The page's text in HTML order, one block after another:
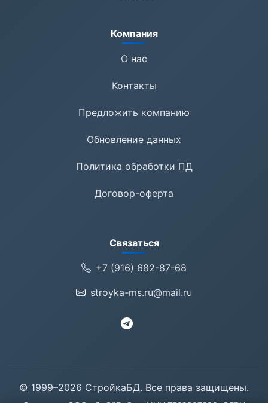
Компания
О нас
Контакты
Предложить компанию
Обновление данных
Политика обработки ПД
Договор-оферта
Связаться
+7 (916) 682-87-68
stroyka-ms.ru@mail.ru
© 1999–2026 СтройкаБД. Все права защищены.